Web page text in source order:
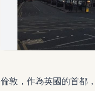
倫敦，作為英國的首都